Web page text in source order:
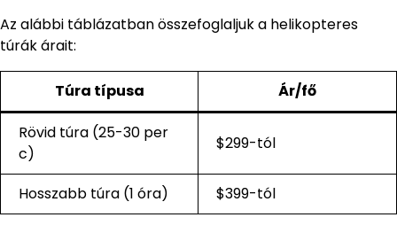
Az alábbi táblázatban összefoglaljuk a helikopteres
túrák árait:
Túra típusa Ár/fő
Rövid túra (25-30 per
c)
$299-tól
Hosszabb túra (1 óra) $399-tól